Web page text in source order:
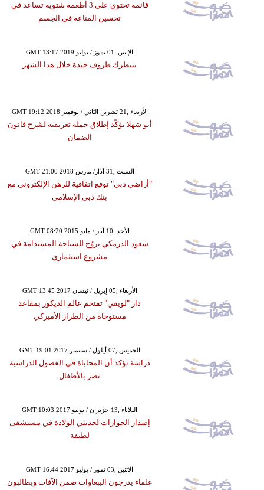
قائمة تحتوي على 3 أطعمة شتوية تساعد في
تحسين المناعة في الجسم
GMT 13:17 2019 الإثنين ,01 تموز / يوليو
تنتظرك ظروف جيدة خلال هذا الشهر
GMT 19:12 2018 الأربعاء ,21 تشرين الثاني / نوفمبر
أبو شهلا يؤكّد إطلاق حملة تعريفية لشرح قانون
الضمان
GMT 21:00 2018 السبت ,31 آذار/ مارس
"أراضي دبي" توقع اتفاقية للرهن الإلكتروني مع
بنك دبي الإسلامي
GMT 08:20 2015 الأحد ,10 أيار / مايو
سعود الدرمكي يروّج للسياحة المستدامة في
مشروع استثماري
GMT 13:45 2017 الأربعاء ,05 إبريل / نيسان
دار "لويفي" تقتحم عالم الديكور بمقاعد
مستوحاة من الطراز الأميركي
GMT 19:01 2017 الخميس ,07 أيلول / سبتمبر
دراسة تؤكد أن المحاباة في الفصول الدراسية
تضر بالأطفال
GMT 10:03 2017 الثلاثاء ,13 حزيران / يونيو
إصدار الجوازات لحديثي الولادة في مستشفى
لطيفة
GMT 16:44 2017 الإثنين ,03 تموز / يوليو
علماء يدرجون الببغاوات ضمن الآفات ويطالبون